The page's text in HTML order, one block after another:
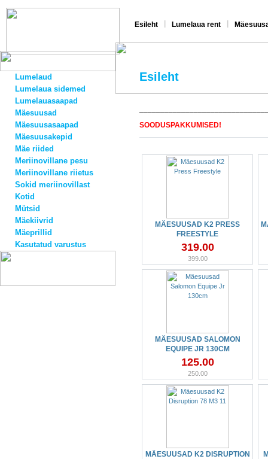
Esileht Lumelaua rent
Lumelaud
Lumelaua sidemed
Lumelauasaapad
Mäesuusad
Mäesuusasaapad
Mäesuusakepid
Mäe riided
Meriinovillane pesu
Meriinovillane riietus
Sokid meriinovillast
Kotid
Mütsid
Mäekiivrid
Mäeprillid
Kasutatud varustus
Esileht
SOODUSPAKKUMISED!
MÄESUUSAD K2 PRESS
FREESTYLE
319.00
399.00
MÄESUUSAD SALOMON
EQUIPE JR 130CM
125.00
250.00
MÄESUUSAD K2 DISRUPTION